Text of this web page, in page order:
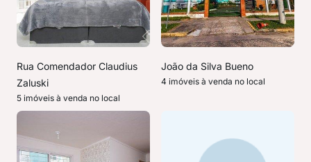
Rua Comendador Claudius
Zaluski
5 imóveis à venda no local
João da Silva Bueno
4 imóveis à venda no local